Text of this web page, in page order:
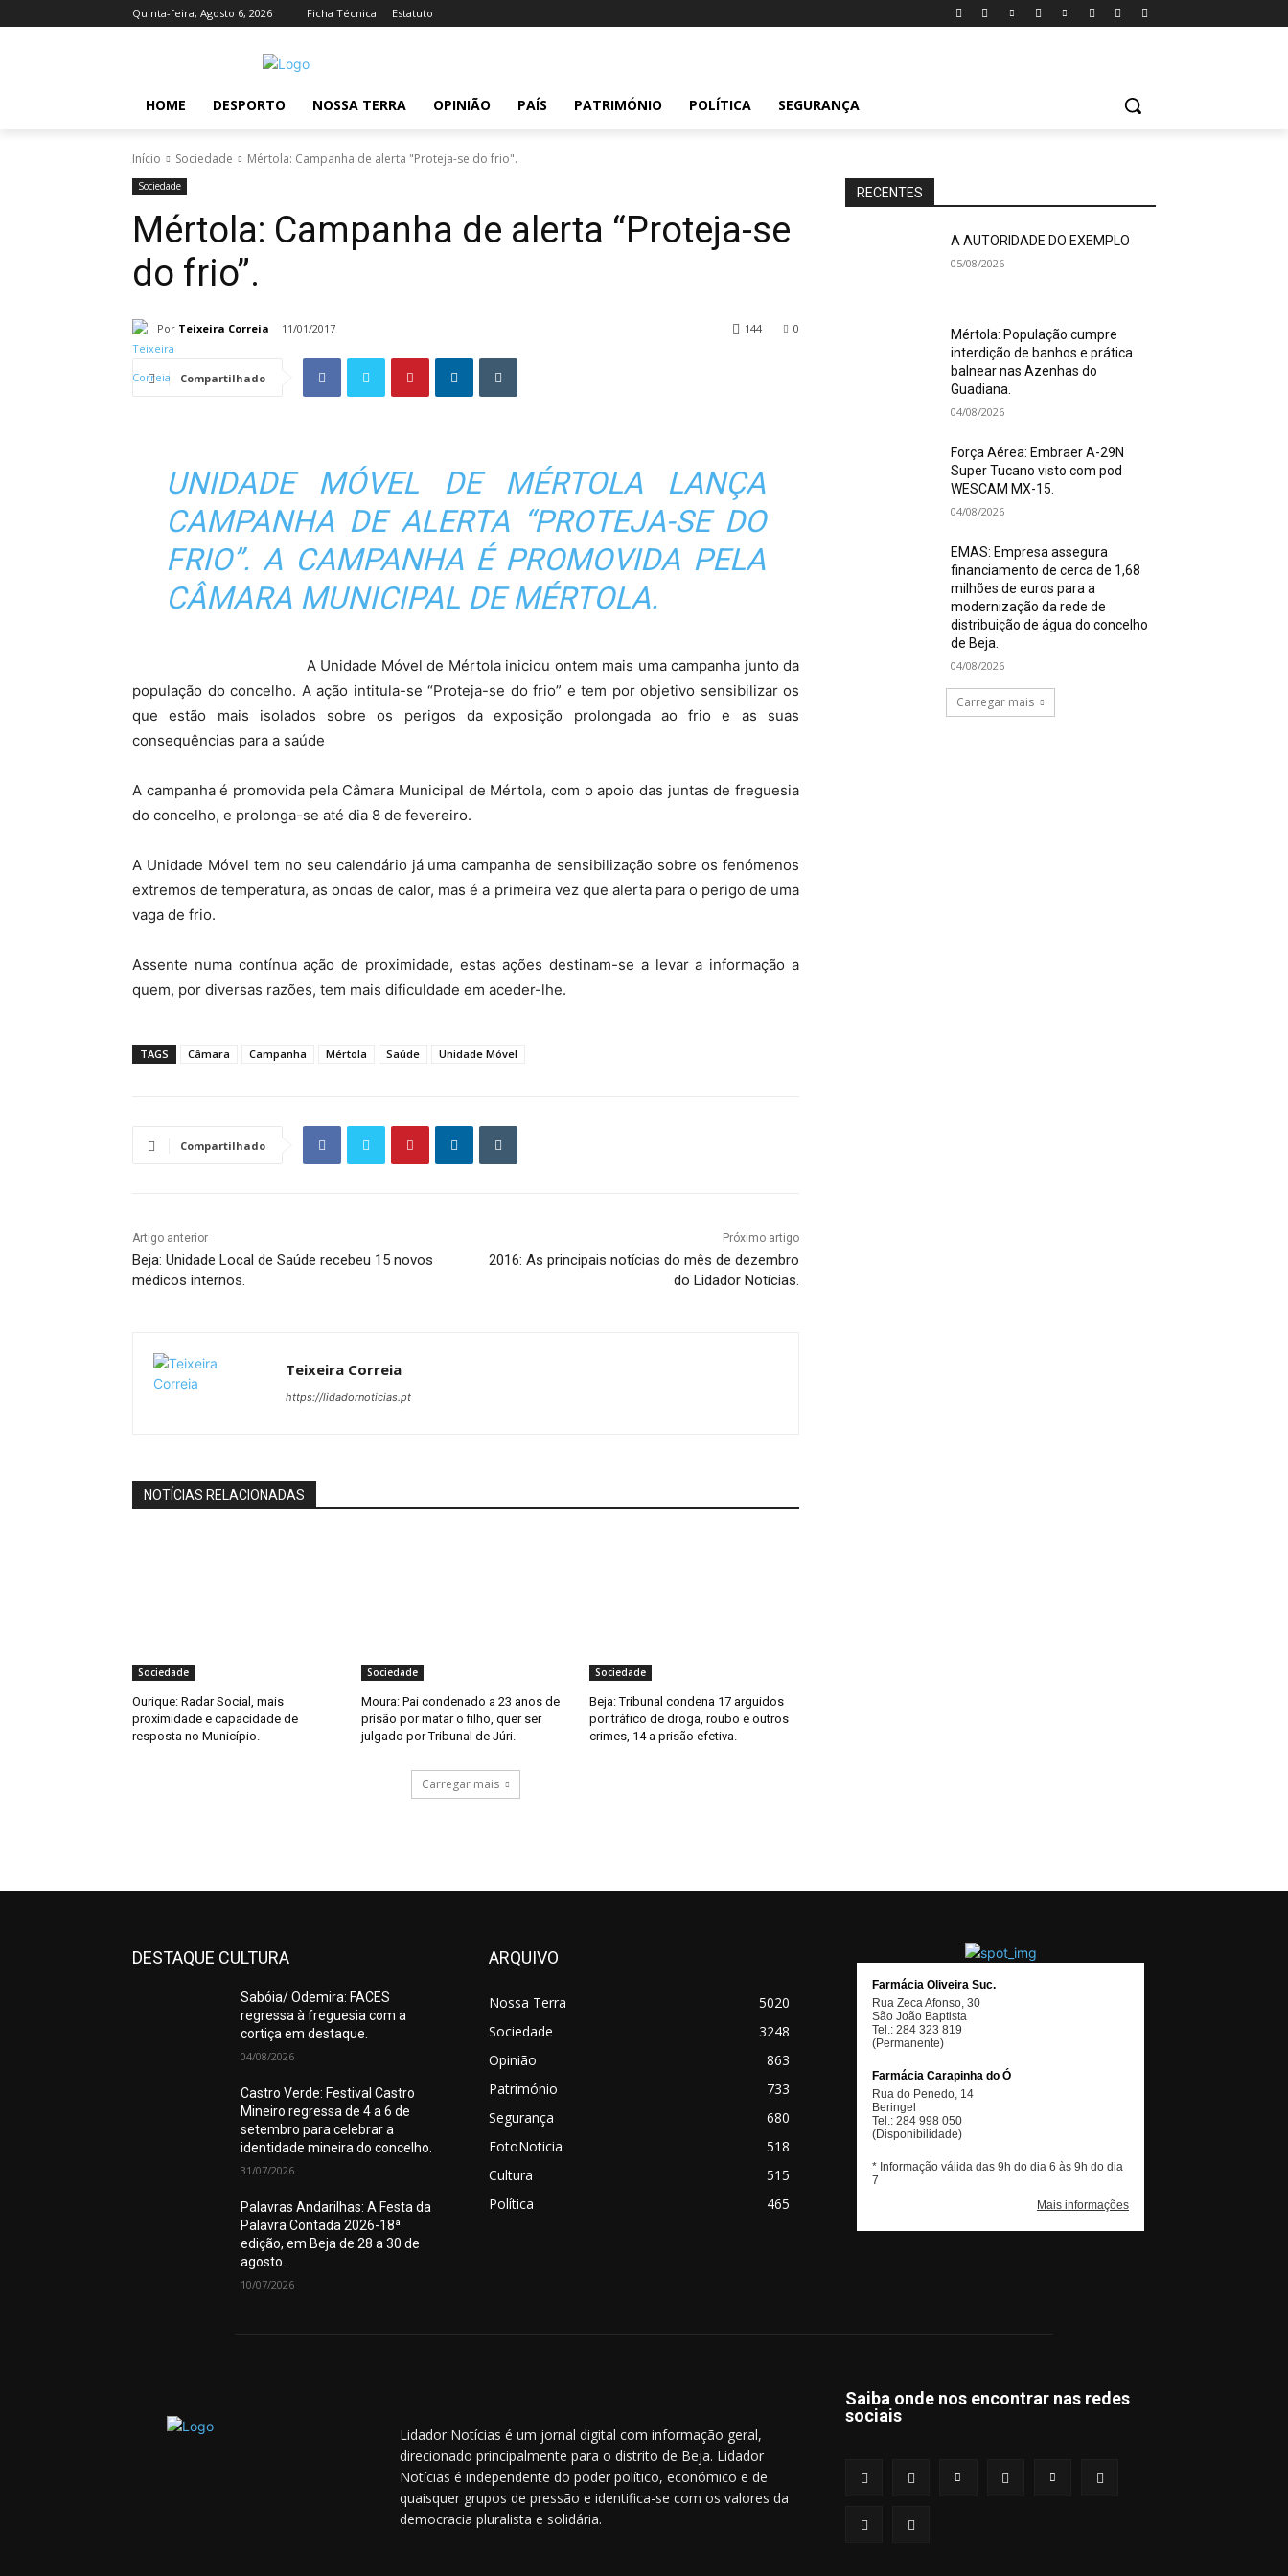
Quinta-feira, Agosto 6, 2026 Ficha Técnica Estatuto
HOME DESPORTO NOSSA TERRA OPINIÃO PAÍS PATRIMÓNIO POLÍTICA SEGURANÇA
Início Sociedade Mértola: Campanha de alerta "Proteja-se do frio".
Sociedade
Mértola: Campanha de alerta “Proteja-se
do frio”.
Por Teixeira Correia 11/01/2017 0
144
Compartilhado
UNIDADE MÓVEL DE MÉRTOLA LANÇA
CAMPANHA DE ALERTA “PROTEJA-SE DO
FRIO”. A CAMPANHA É PROMOVIDA PELA
CÂMARA MUNICIPAL DE MÉRTOLA.
A Unidade Móvel de Mértola iniciou ontem mais uma campanha junto da
população do concelho. A ação intitula-se “Proteja-se do frio” e tem por objetivo sensibilizar os
que estão mais isolados sobre os perigos da exposição prolongada ao frio e as suas
consequências para a saúde
A campanha é promovida pela Câmara Municipal de Mértola, com o apoio das juntas de freguesia
do concelho, e prolonga-se até dia 8 de fevereiro.
A Unidade Móvel tem no seu calendário já uma campanha de sensibilização sobre os fenómenos
extremos de temperatura, as ondas de calor, mas é a primeira vez que alerta para o perigo de uma
vaga de frio.
Assente numa contínua ação de proximidade, estas ações destinam-se a levar a informação a
quem, por diversas razões, tem mais dificuldade em aceder-lhe.
TAGS Câmara Campanha Mértola Saúde Unidade Móvel
Compartilhado
Artigo anterior
Beja: Unidade Local de Saúde recebeu 15 novos
médicos internos.
Próximo artigo
2016: As principais notícias do mês de dezembro
do Lidador Notícias.
Teixeira Correia
https://lidadornoticias.pt
NOTÍCIAS RELACIONADAS
Sociedade
Ourique: Radar Social, mais
proximidade e capacidade de
resposta no Município.
Sociedade
Moura: Pai condenado a 23 anos de
prisão por matar o filho, quer ser
julgado por Tribunal de Júri.
Sociedade
Beja: Tribunal condena 17 arguidos
por tráfico de droga, roubo e outros
crimes, 14 a prisão efetiva.
Carregar mais
RECENTES
A AUTORIDADE DO EXEMPLO
05/08/2026
Mértola: População cumpre
interdição de banhos e prática
balnear nas Azenhas do
Guadiana.
04/08/2026
Força Aérea: Embraer A-29N
Super Tucano visto com pod
WESCAM MX-15.
04/08/2026
EMAS: Empresa assegura
financiamento de cerca de 1,68
milhões de euros para a
modernização da rede de
distribuição de água do concelho
de Beja.
04/08/2026
Carregar mais
DESTAQUE CULTURA
Sabóia/ Odemira: FACES
regressa à freguesia com a
cortiça em destaque.
04/08/2026
Castro Verde: Festival Castro
Mineiro regressa de 4 a 6 de
setembro para celebrar a
identidade mineira do concelho.
31/07/2026
Palavras Andarilhas: A Festa da
Palavra Contada 2026-18ª
edição, em Beja de 28 a 30 de
agosto.
10/07/2026
ARQUIVO
Nossa Terra
5020
Sociedade
3248
Opinião
863
Património
733
Segurança
680
FotoNoticia
518
Cultura
515
Política
465
Lidador Notícias é um jornal digital com informação geral,
direcionado principalmente para o distrito de Beja. Lidador
Notícias é independente do poder político, económico e de
quaisquer grupos de pressão e identifica-se com os valores da
democracia pluralista e solidária.
Saiba onde nos encontrar nas redes
sociais